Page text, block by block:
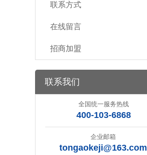
联系方式
在线留言
招商加盟
联系我们
全国统一服务热线
400-103-6868
企业邮箱
tongaokeji@163.com